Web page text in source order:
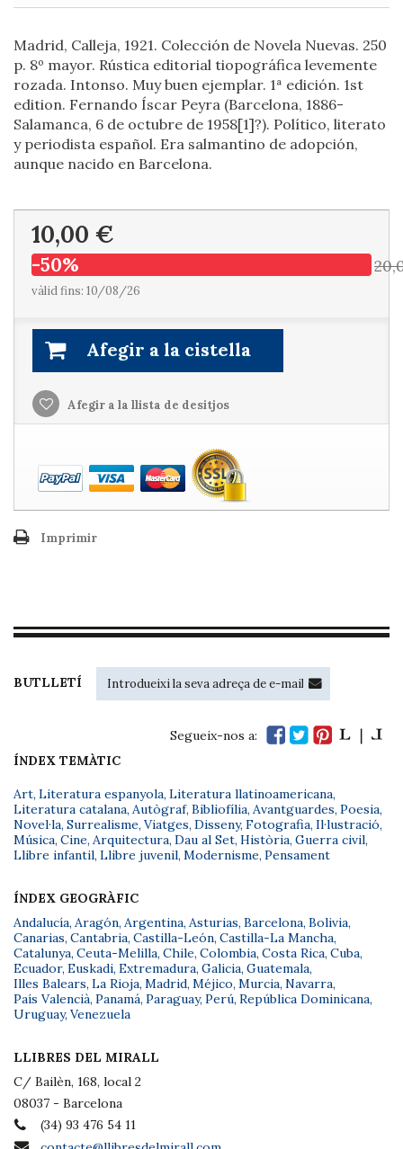
Madrid, Calleja, 1921. Colección de Novela Nuevas. 250
p. 8º mayor. Rústica editorial tiopográfica levemente
rozada. Intonso. Muy buen ejemplar. 1ª edición. 1st
edition. Fernando Íscar Peyra (Barcelona, 1886-
Salamanca, 6 de octubre de 1958[1]?). Político, literato
y periodista español. Era salmantino de adopción,
aunque nacido en Barcelona.
10,00 €
-50%
vàlid fins: 10/08/26
Afegir a la cistella
Afegir a la llista de desitjos
Imprimir
BUTLLETÍ
Segueix-nos a:
ÍNDEX TEMÀTIC
Art, Literatura espanyola, Literatura llatinoamericana,
Literatura catalana, Autògraf, Bibliofília, Avantguardes, Poesia,
Novel·la, Surrealisme, Viatges, Disseny, Fotografia, Il·lustració,
Música, Cine, Arquitectura, Dau al Set, Història, Guerra civil,
Llibre infantil, Llibre juvenil, Modernisme, Pensament
ÍNDEX GEOGRÀFIC
Andalucía, Aragón, Argentina, Asturias, Barcelona, Bolivia,
Canarias, Cantabria, Castilla-León, Castilla-La Mancha,
Catalunya, Ceuta-Melilla, Chile, Colombia, Costa Rica, Cuba,
Ecuador, Euskadi, Extremadura, Galicia, Guatemala,
Illes Balears, La Rioja, Madrid, Méjico, Murcia, Navarra,
País Valencià, Panamá, Paraguay, Perú, República Dominicana,
Uruguay, Venezuela
LLIBRES DEL MIRALL
C/ Bailèn, 168, local 2
08037 - Barcelona
(34) 93 476 54 11